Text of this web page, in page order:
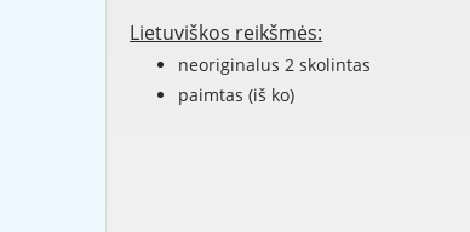
Lietuviškos reikšmės:
neoriginalus 2 skolintas
paimtas (iš ko)